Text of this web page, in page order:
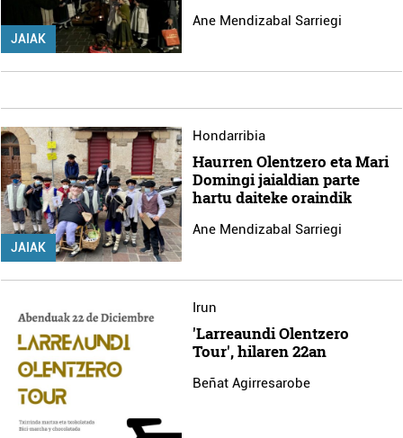
JAIAK
Ane Mendizabal Sarriegi
JAIAK
Hondarribia
Haurren Olentzero eta Mari
Domingi jaialdian parte
hartu daiteke oraindik
Ane Mendizabal Sarriegi
Irun
'Larreaundi Olentzero
Tour', hilaren 22an
Beñat Agirresarobe